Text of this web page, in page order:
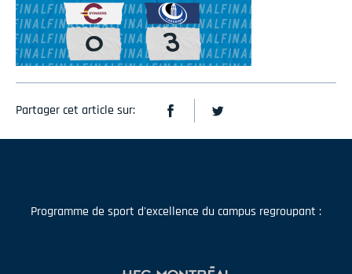
Partager cet article sur:
Programme de sport d'excellence du campus regroupant :